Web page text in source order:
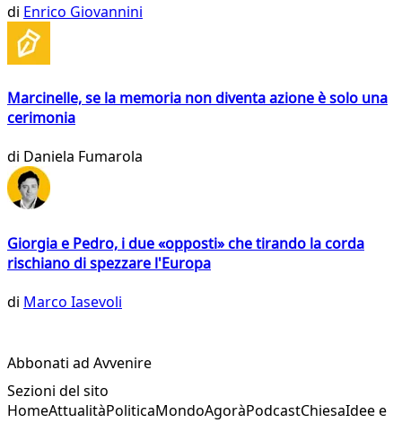
di Enrico Giovannini
Marcinelle, se la memoria non diventa azione è solo una
cerimonia
di Daniela Fumarola
Giorgia e Pedro, i due «opposti» che tirando la corda
rischiano di spezzare l'Europa
di Marco Iasevoli
Abbonati ad Avvenire
Sezioni del sito
HomeAttualitàPoliticaMondoAgoràPodcastChiesaIdee e